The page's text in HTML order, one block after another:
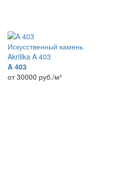
Искусственный камень
Akrilika A 403
A 403
от 30000 руб./м²